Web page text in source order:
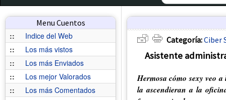
Menu Cuentos
::
Indice del Web
::
Los más vistos
::
Los más Enviados
::
Los mejor Valorados
::
Los más Comentados
Categoría:Ciber
Asistente
Hermosa cómo sexy veo
la ascendieran a la